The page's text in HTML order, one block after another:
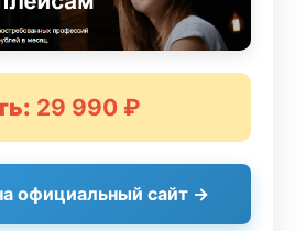
29 990 ₽
официальный сайт →